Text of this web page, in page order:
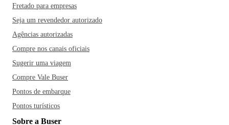
Fretado para empresas
Seja um revendedor autorizado
Agências autorizadas
Compre nos canais oficiais
Sugerir uma viagem
Compre Vale Buser
Pontos de embarque
Pontos turísticos
Sobre a Buser